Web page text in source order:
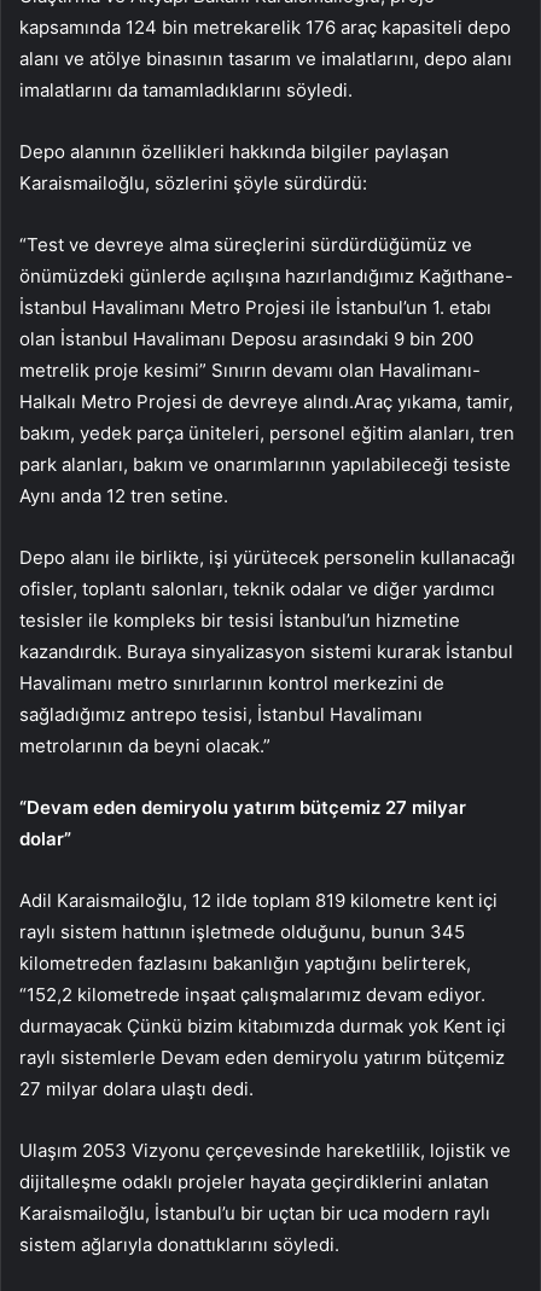
kapsamında 124 bin metrekarelik 176 araç kapasiteli depo
alanı ve atölye binasının tasarım ve imalatlarını, depo alanı
imalatlarını da tamamladıklarını söyledi.
Depo alanının özellikleri hakkında bilgiler paylaşan
Karaismailoğlu, sözlerini şöyle sürdürdü:
“Test ve devreye alma süreçlerini sürdürdüğümüz ve
önümüzdeki günlerde açılışına hazırlandığımız Kağıthane-
İstanbul Havalimanı Metro Projesi ile İstanbul’un 1. etabı
olan İstanbul Havalimanı Deposu arasındaki 9 bin 200
metrelik proje kesimi” Sınırın devamı olan Havalimanı-
Halkalı Metro Projesi de devreye alındı.Araç yıkama, tamir,
bakım, yedek parça üniteleri, personel eğitim alanları, tren
park alanları, bakım ve onarımlarının yapılabileceği tesiste
Aynı anda 12 tren setine.
Depo alanı ile birlikte, işi yürütecek personelin kullanacağı
ofisler, toplantı salonları, teknik odalar ve diğer yardımcı
tesisler ile kompleks bir tesisi İstanbul’un hizmetine
kazandırdık. Buraya sinyalizasyon sistemi kurarak İstanbul
Havalimanı metro sınırlarının kontrol merkezini de
sağladığımız antrepo tesisi, İstanbul Havalimanı
metrolarının da beyni olacak.”
“Devam eden demiryolu yatırım bütçemiz 27 milyar
dolar”
Adil Karaismailoğlu, 12 ilde toplam 819 kilometre kent içi
raylı sistem hattının işletmede olduğunu, bunun 345
kilometreden fazlasını bakanlığın yaptığını belirterek,
“152,2 kilometrede inşaat çalışmalarımız devam ediyor.
durmayacak Çünkü bizim kitabımızda durmak yok Kent içi
raylı sistemlerle Devam eden demiryolu yatırım bütçemiz
27 milyar dolara ulaştı dedi.
Ulaşım 2053 Vizyonu çerçevesinde hareketlilik, lojistik ve
dijitalleşme odaklı projeler hayata geçirdiklerini anlatan
Karaismailoğlu, İstanbul’u bir uçtan bir uca modern raylı
sistem ağlarıyla donattıklarını söyledi.